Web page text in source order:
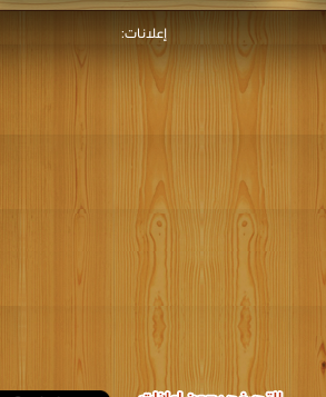
إعلانات: